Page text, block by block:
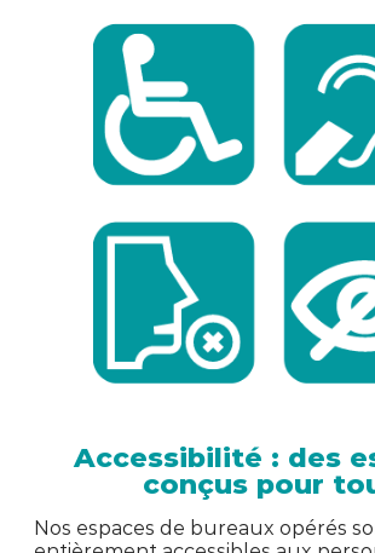
Accessibilité : des
conçus pour
Nos espaces de bureaux opérés